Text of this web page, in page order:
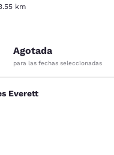
km
Excelente. 179 reseñas
Agotada
para las fechas seleccionadas
Everett
Bueno. 1393 reseñas